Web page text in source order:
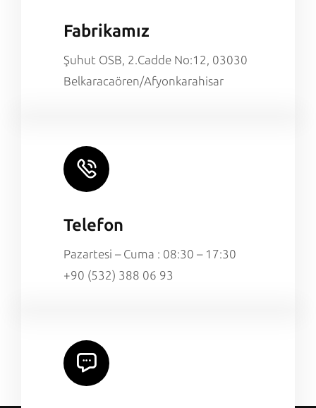
Fabrikamız
Şuhut OSB, 2.Cadde No:12, 03030
Belkaracaören/Afyonkarahisar
Telefon
Pazartesi – Cuma : 08:30 – 17:30
+90 (532) 388 06 93